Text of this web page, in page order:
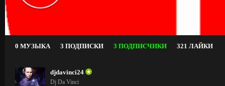
0 МУЗЫКА 3 ПОДПИСКИ 3 ПОДПИСЧИКИ 321 ЛАЙКИ
djdavinci24
Dj Da Vinci